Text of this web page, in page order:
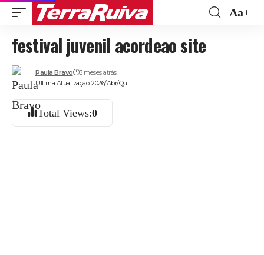
Aa
festival juvenil acordeao site
Última Atualização: 2026/Abr/Qui
Paula Bravo 3 meses atrás
Total Views:0